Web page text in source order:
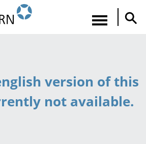
version of this
not available.